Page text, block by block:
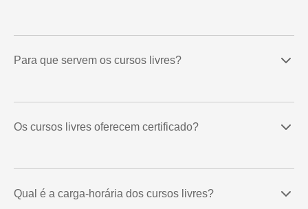
Para que servem os cursos livres?
Os cursos livres oferecem certificado?
Qual é a carga-horária dos cursos livres?